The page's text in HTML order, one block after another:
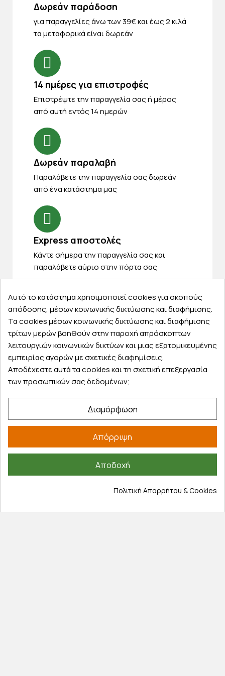
Δωρεάν παράδοση
για παραγγελίες άνω των 39€ και έως 2 κιλά
τα μεταφορικά είναι δωρεάν
14 ημέρες για επιστροφές
Eπιστρέψτε την παραγγελία σας ή μέρος
από αυτή εντός 14 ημερών
Δωρεάν παραλαβή
Παραλάβετε την παραγγελία σας δωρεάν
από ένα κατάστημα μας
Express αποστολές
Κάντε σήμερα την παραγγελία σας και
παραλάβετε αύριο στην πόρτα σας
Εξυπηρέτηση πελατών
Λογαριασμός
Τα αγαπημένα μου
Τρόποι παραγγελίας
Επιστροφές προϊοντων
Πληροφορίες
Όροι χρήσης
Αυτό το κατάστημα χρησιμοποιεί cookies για σκοπούς
απόδοσης, μέσων κοινωνικής δικτύωσης και διαφήμισης.
Τα cookies μέσων κοινωνικής δικτύωσης και διαφήμισης
τρίτων μερών βοηθούν στην παροχή απρόσκοπτων
λειτουργιών κοινωνικών δικτύων και μιας εξατομικευμένης
εμπειρίας αγορών με σχετικές διαφημίσεις.
Αποδέχεστε αυτά τα cookies και τη σχετική επεξεργασία
των προσωπικών σας δεδομένων;
Διαμόρφωση
Απόρριψη
Αποδοχή
Πολιτική Απορρήτου & Cookies